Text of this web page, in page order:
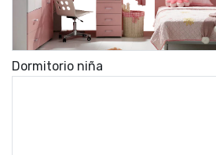
Dormitorio niña